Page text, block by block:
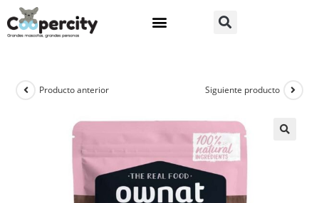
Producto anterior Siguiente producto